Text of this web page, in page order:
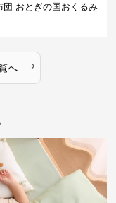
団 おとぎの国おくるみ
へ ›